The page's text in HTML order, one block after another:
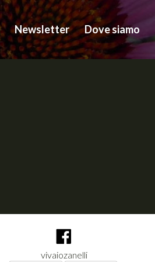
Newsletter Dove siamo
vivaiozanelli